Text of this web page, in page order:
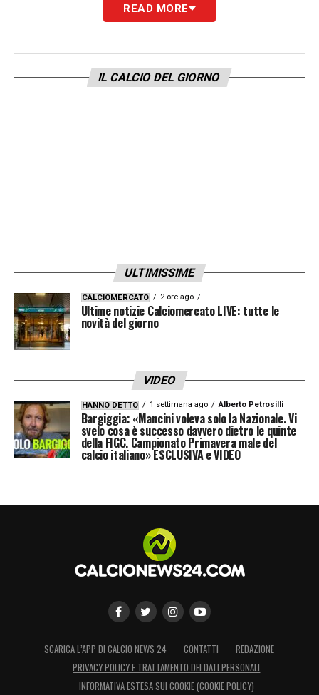
READ MORE
IL CALCIO DEL GIORNO
ULTIMISSIME
CALCIOMERCATO 2 ore ago
Ultime notizie Calciomercato LIVE: tutte le
novità del giorno
VIDEO
HANNO DETTO 1 settimana ago Alberto Petrosilli
Bargiggia: «Mancini voleva solo la Nazionale. Vi
svelo cosa è successo davvero dietro le quinte
della FIGC. Campionato Primavera male del
calcio italiano» ESCLUSIVA e VIDEO
SCARICA L’APP DI CALCIO NEWS 24 CONTATTI
REDAZIONE
PRIVACY POLICY E TRATTAMENTO DEI DATI PERSONALI
INFORMATIVA ESTESA SUI COOKIE (COOKIE POLICY)